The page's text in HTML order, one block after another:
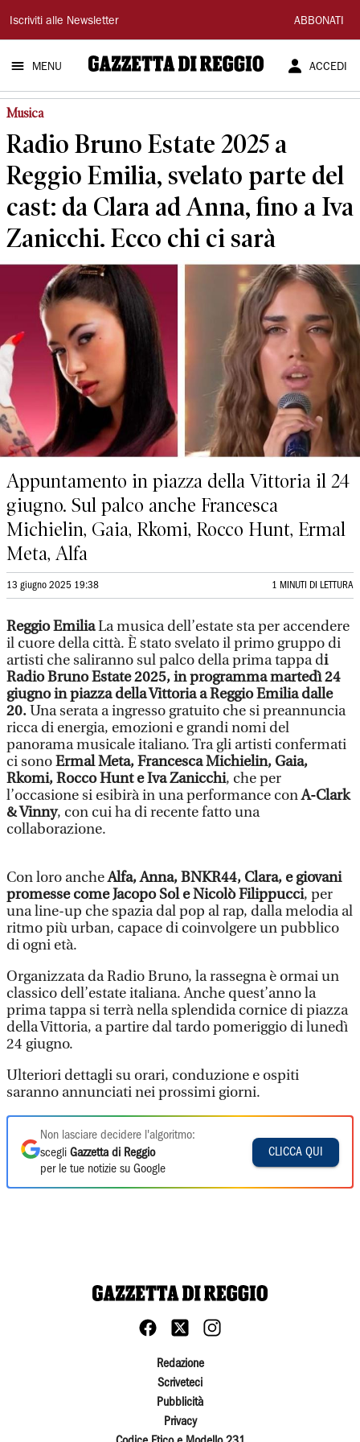
Gazzetta
di
Reggio
Iscriviti alle Newsletter ABBONATI
MENU ACCEDI
Musica
Radio Bruno Estate 2025 a
Reggio Emilia, svelato parte del
cast: da Clara ad Anna, fino a Iva
Zanicchi. Ecco chi ci sarà
Appuntamento in piazza della Vittoria il 24
giugno. Sul palco anche Francesca
Michielin, Gaia, Rkomi, Rocco Hunt, Ermal
Meta, Alfa
13 giugno 2025 19:38 1 MINUTI DI LETTURA
Reggio EmiliaLa musica dell’estate sta per accendere
il cuore della città. È stato svelato il primo gruppo di
artisti che saliranno sul palco della prima tappa di
Radio Bruno Estate 2025, in programma martedì 24
giugno in piazza della Vittoria a Reggio Emilia dalle
20.Una serata a ingresso gratuito che si preannuncia
ricca di energia, emozioni e grandi nomi del
panorama musicale italiano. Tra gli artisti confermati
ci sonoErmal Meta, Francesca Michielin, Gaia,
Rkomi, Rocco Hunt e Iva Zanicchi, che per
l’occasione si esibirà in una performance conA-Clark
& Vinny, con cui ha di recente fatto una
collaborazione.
Con loro ancheAlfa, Anna, BNKR44, Clara, e giovani
promesse come Jacopo Sol e Nicolò Filippucci, per
una line-up che spazia dal pop al rap, dalla melodia al
ritmo più urban, capace di coinvolgere un pubblico
di ogni età.
Organizzata da Radio Bruno, la rassegna è ormai un
classico dell’estate italiana. Anche quest’anno la
prima tappa si terrà nella splendida cornice di piazza
della Vittoria, a partire dal tardo pomeriggio di lunedì
24 giugno.
Ulteriori dettagli su orari, conduzione e ospiti
saranno annunciati nei prossimi giorni.
Non lasciare decidere l'algoritmo:
scegli Gazzetta di Reggio
per le tue notizie su Google
CLICCA QUI
Redazione
Scriveteci
Pubblicità
Privacy